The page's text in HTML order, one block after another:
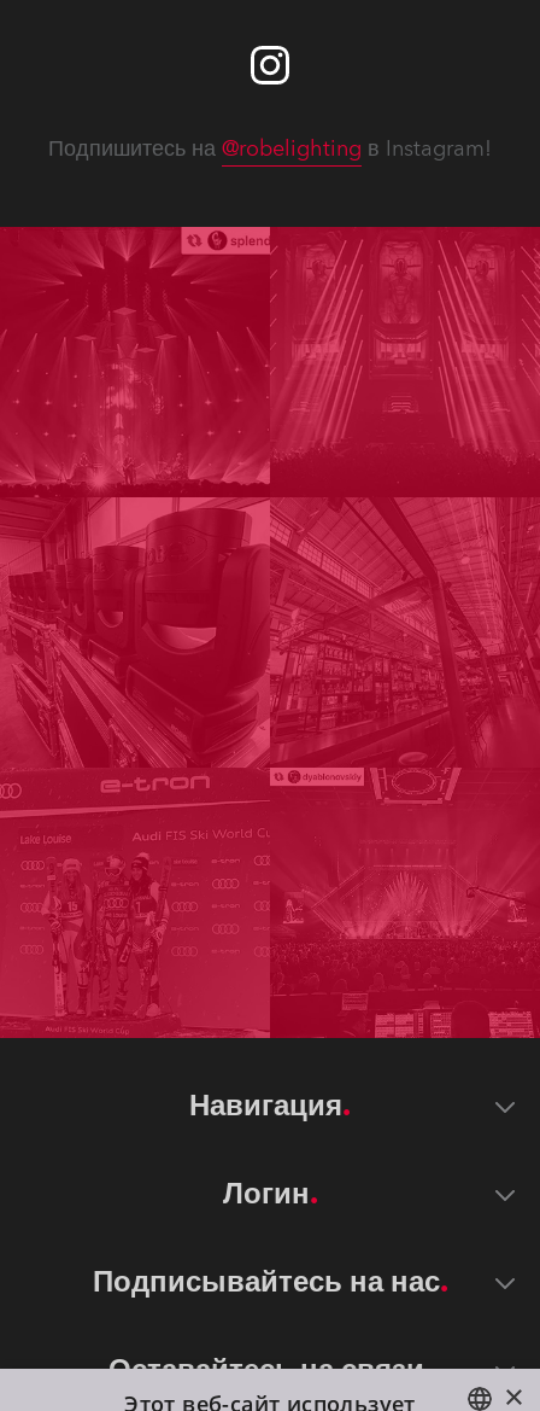
Подпишитесь на @robelighting в Instagram!
Навигация
Логин
Подписывайтесь на нас
Оставайтесь на связи
×
Этот веб-сайт использует